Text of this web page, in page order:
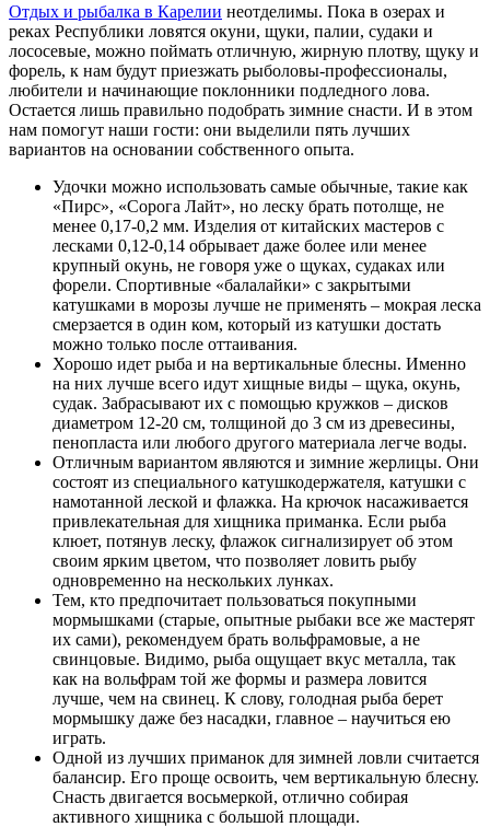
Отдых и рыбалка в Карелии неотделимы. Пока в озерах и
реках Республики ловятся окуни, щуки, палии, судаки и
лососевые, можно поймать отличную, жирную плотву, щуку и
форель, к нам будут приезжать рыболовы-профессионалы,
любители и начинающие поклонники подледного лова.
Остается лишь правильно подобрать зимние снасти. И в этом
нам помогут наши гости: они выделили пять лучших
вариантов на основании собственного опыта.
Удочки можно использовать самые обычные, такие как
«Пирс», «Сорога Лайт», но леску брать потолще, не
менее 0,17-0,2 мм. Изделия от китайских мастеров с
лесками 0,12-0,14 обрывает даже более или менее
крупный окунь, не говоря уже о щуках, судаках или
форели. Спортивные «балалайки» с закрытыми
катушками в морозы лучше не применять – мокрая леска
смерзается в один ком, который из катушки достать
можно только после оттаивания.
Хорошо идет рыба и на вертикальные блесны. Именно
на них лучше всего идут хищные виды – щука, окунь,
судак. Забрасывают их с помощью кружков – дисков
диаметром 12-20 см, толщиной до 3 см из древесины,
пенопласта или любого другого материала легче воды.
Отличным вариантом являются и зимние жерлицы. Они
состоят из специального катушкодержателя, катушки с
намотанной леской и флажка. На крючок насаживается
привлекательная для хищника приманка. Если рыба
клюет, потянув леску, флажок сигнализирует об этом
своим ярким цветом, что позволяет ловить рыбу
одновременно на нескольких лунках.
Тем, кто предпочитает пользоваться покупными
мормышками (старые, опытные рыбаки все же мастерят
их сами), рекомендуем брать вольфрамовые, а не
свинцовые. Видимо, рыба ощущает вкус металла, так
как на вольфрам той же формы и размера ловится
лучше, чем на свинец. К слову, голодная рыба берет
мормышку даже без насадки, главное – научиться ею
играть.
Одной из лучших приманок для зимней ловли считается
балансир. Его проще освоить, чем вертикальную блесну.
Снасть двигается восьмеркой, отлично собирая
активного хищника с большой площади.